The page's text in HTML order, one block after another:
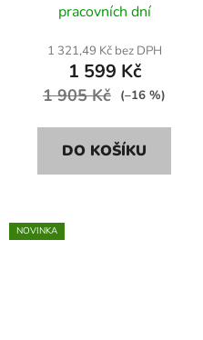
pracovních dní
1 321,49 Kč bez DPH
1 599 Kč
1 905 Kč (–16 %)
DO KOŠÍKU
NOVINKA